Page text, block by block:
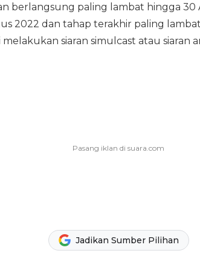
berlangsung paling lambat hingga
2022 dan tahap terakhir paling
siaran simulcast atau siaran
Jadikan Sumber Pilihan